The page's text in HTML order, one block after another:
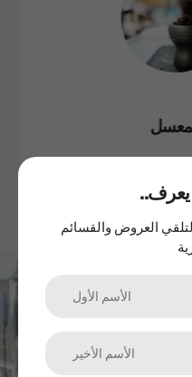
الإخبارية
مباشرة إلى صندوق الوارد
يعرف
العروض والقسائم